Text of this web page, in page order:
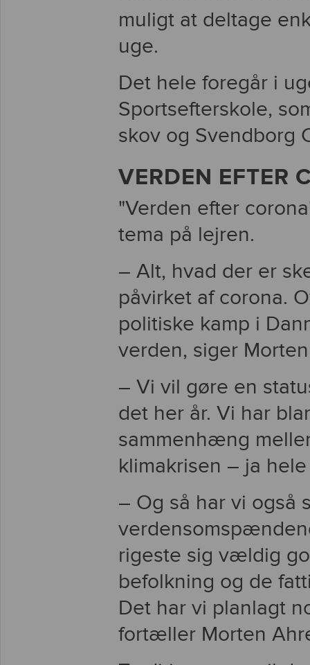
muligt at deltage
uge.
Det hele foregår i
Sportsefterskole,
skov og Svendborg
VERDEN EFTER
"Verden efter
tema på lejren.
– Alt, hvad der er
påvirket af corona.
politiske kamp i
verden, siger
– Vi vil gøre en
det her år. Vi har
sammenhæng
klimakrisen – ja
– Og så har vi også
rigeste sig vældig
befolkning og de
Det har vi planlagt
fortæller Morten